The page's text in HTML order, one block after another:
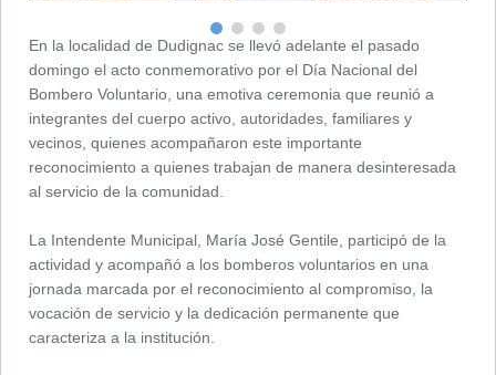
En la localidad de Dudignac se llevó adelante el pasado
domingo el acto conmemorativo por el Día Nacional del
Bombero Voluntario, una emotiva ceremonia que reunió a
integrantes del cuerpo activo, autoridades, familiares y
vecinos, quienes acompañaron este importante
reconocimiento a quienes trabajan de manera desinteresada
al servicio de la comunidad.
La Intendente Municipal, María José Gentile, participó de la
actividad y acompañó a los bomberos voluntarios en una
jornada marcada por el reconocimiento al compromiso, la
vocación de servicio y la dedicación permanente que
caracteriza a la institución.